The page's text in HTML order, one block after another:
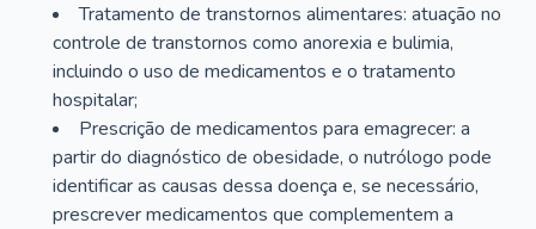
Tratamento de transtornos alimentares: atuação no
controle de transtornos como anorexia e bulimia,
incluindo o uso de medicamentos e o tratamento
hospitalar;
Prescrição de medicamentos para emagrecer: a
partir do diagnóstico de obesidade, o nutrólogo pode
identificar as causas dessa doença e, se necessário,
prescrever medicamentos que complementem a